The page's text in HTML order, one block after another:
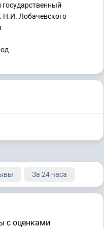
Н.И. Лобачевского
За 24 часа
с оценками